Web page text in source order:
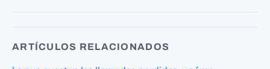
ARTÍCULOS RELACIONADOS